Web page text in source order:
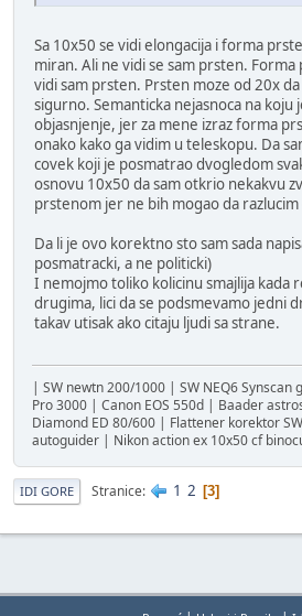
Sa 10x50 se vidi elongacija i forma
miran. Ali ne vidi se sam prsten. Forma
vidi sam prsten. Prsten moze od 20x da
sigurno. Semanticka nejasnoca na
objasnjenje, jer za mene izraz forma
onako kako ga vidim u teleskopu. Da
covek koji je posmatrao dvogledom
osnovu 10x50 da sam otkrio nekakvu
prstenom jer ne bih mogao da
Da li je ovo korektno sto sam sada
posmatracki, a ne politicki)
I nemojmo toliko kolicinu smajlija kada
drugima, lici da se podsmevamo jedni
takav utisak ako citaju ljudi sa strane.
| SW newtn 200/1000 | SW NEQ6 Synscan
Pro 3000 | Canon EOS 550d | Baader
Diamond ED 80/600 | Flattener korektor
autoguider | Nikon action ex 10x50 cf
IDI GORE Stranice 1 2 3